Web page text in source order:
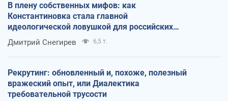
В плену собственных мифов: как
Константиновка стала главной
идеологической ловушкой для российских
оккупантов
Дмитрий Снегирев 6,5 т.
Рекрутинг: обновленный и, похоже, полезный
вражеский опыт, или Диалектика
требовательной трусости